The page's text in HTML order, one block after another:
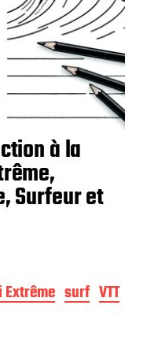
à la
Surfeur et
Extrême surf VTT